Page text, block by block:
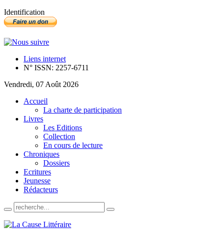
Identification
Liens internet
N° ISSN: 2257-6711
Vendredi, 07 Août 2026
Accueil
La charte de participation
Livres
Les Editions
Collection
En cours de lecture
Chroniques
Dossiers
Ecritures
Jeunesse
Rédacteurs